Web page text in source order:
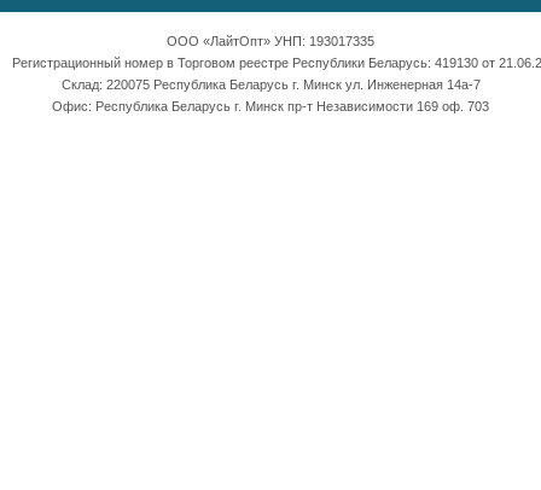
ООО «ЛайтОпт» УНП: 193017335
Регистрационный номер в Торговом реестре Республики Беларусь: 419130 от
Склад: 220075 Республика Беларусь г. Минск ул. Инженерная 14а-7
Офис: Республика Беларусь г. Минск пр-т Независимости 169 оф. 703